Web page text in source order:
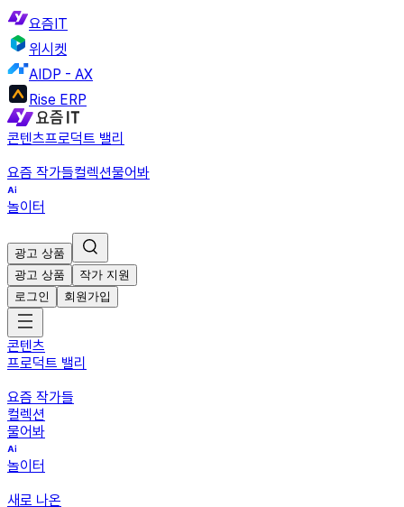
요즘IT
위시켓
AIDP - AX
Rise ERP
콘텐츠프로덕트 밸리
요즘 작가들컬렉션물어봐
놀이터
광고 상품
광고 상품
작가 지원
로그인
회원가입
콘텐츠
프로덕트 밸리
요즘 작가들
컬렉션
물어봐
놀이터
새로 나온